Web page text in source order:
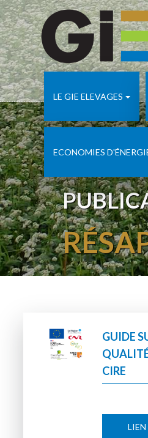
LE GIE ELEVAGES
ECONOMIES
GUIDE
CIRE
LIEN